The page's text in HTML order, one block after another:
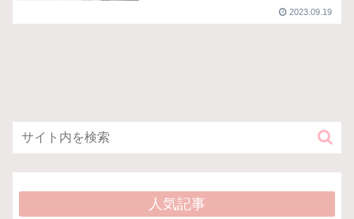
2023.09.19
人気記事